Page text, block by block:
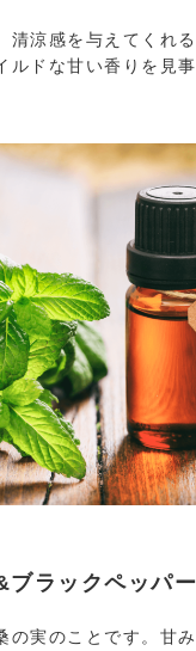
清涼感を与えてくれ
ルドな甘い香りを見
ブラックペッパー
の実のことです。甘